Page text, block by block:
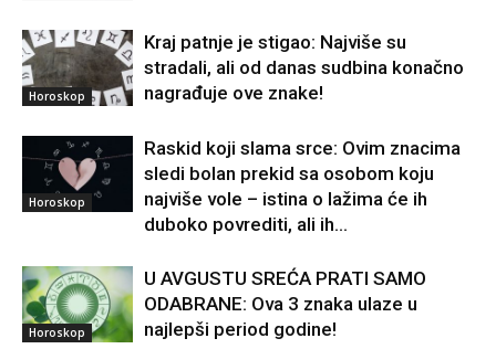
Horoskop
Kraj patnje je stigao: Najviše su
stradali, ali od danas sudbina konačno
nagrađuje ove znake!
Horoskop
Raskid koji slama srce: Ovim znacima
sledi bolan prekid sa osobom koju
najviše vole – istina o lažima će ih
duboko povrediti, ali ih...
Horoskop
U AVGUSTU SREĆA PRATI SAMO
ODABRANE: Ova 3 znaka ulaze u
najlepši period godine!